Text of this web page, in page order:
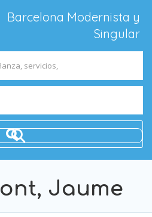
Barcelona Modernista y
Singular
Jaume